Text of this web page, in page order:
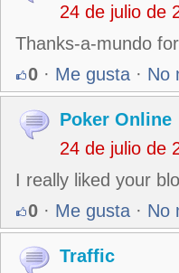
24 de julio de
Thanks-a-mundo
0 · Me gusta · No
Poker Online
24 de julio de
I really liked your
0 · Me gusta · No
Traffic